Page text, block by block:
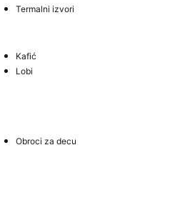
Termalni izvori
Kafić
Lobi
Obroci za decu